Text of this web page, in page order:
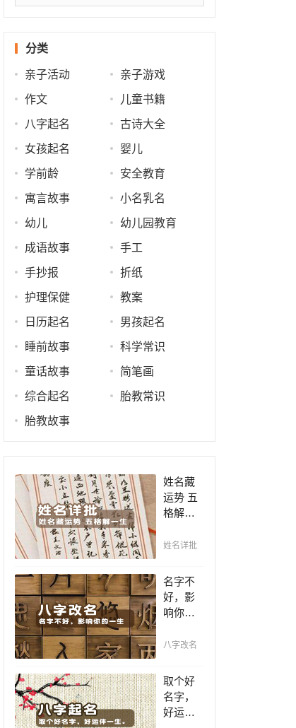
档
分类
亲子活动 亲子游戏
作文 儿童书籍
八字起名 古诗大全
女孩起名 婴儿
学前龄 安全教育
寓言故事 小名乳名
幼儿 幼儿园教育
成语故事 手工
手抄报 折纸
护理保健 教案
日历起名 男孩起名
睡前故事 科学常识
童话故事 简笔画
综合起名 胎教常识
胎教故事
姓名藏
运势 五
格解一
名判断
吉凶，
你的名
字真的
适合你
姓名详批
名字不
好，影
响你的
一个好
金，好
名字让
你增加
自信、
八字改名
取个好
名字，
好运伴